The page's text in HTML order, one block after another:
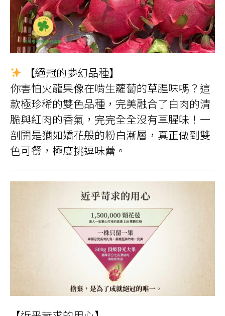
【絕冠的夢幻品種】
你害怕火龍果像在啃生蘿蔔的草腥味嗎？這
款極珍稀的雙色品種，完美融合了白肉的清
脆與紅肉的香氣，完完全全沒有草腥味！一
剖開是猶如嬌花般的粉白漸層，真正做到雙
色可餐，極度挑逗味蕾。